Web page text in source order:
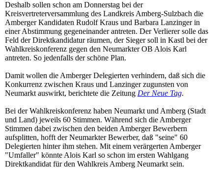
Deshalb sollen schon am Donnerstag bei der
Kreisvertreterversammlung des Landkreis Amberg-Sulzbach die
Amberger Kandidaten Rudolf Kraus und Barbara Lanzinger in
einer Abstimmung gegeneinander antreten. Der Verlierer solle das
Feld der Direktkandidatur räumen, der Sieger soll in Kastl bei der
Wahlkreiskonferenz gegen den Neumarkter OB Alois Karl
antreten. So jedenfalls der schöne Plan.
Damit wollen die Amberger Delegierten verhindern, daß sich die
Konkurrenz zwischen Kraus und Lanzinger zugunsten von
Neumarkt auswirkt, berichtete die Zeitung Der Neue Tag.
Bei der Wahlkreiskonferenz haben Neumarkt und Amberg (Stadt
und Land) jeweils 60 Stimmen. Während sich die Amberger
Stimmen dabei zwischen den beiden Amberger Bewerbern
aufsplitten, hofft der Neumarkter Bewerber, daß "seine" 60
Delegierten hinter ihm stehen. Mit einem verärgerten Amberger
"Umfaller" könnte Alois Karl so schon im ersten Wahlgang
Direktkandidat für den Wahlkreis Amberg Neumarkt sein.